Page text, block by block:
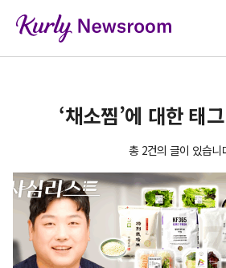
‘채소찜’에 대한 태
총 2건의 글이 있습니